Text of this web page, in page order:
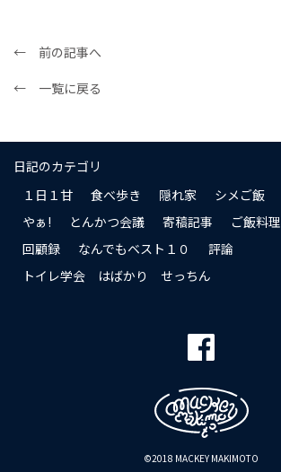
← 前の記事へ
← 一覧に戻る
日記のカテゴリ
１日１甘
食べ歩き 隠れ家 シメご飯
やぁ!
とんかつ会議 寄稿記事 ご飯料理
回顧録
なんでもベスト１０
評論
トイレ学会 はばかり せっちん
©2018 MACKEY MAKIMOTO